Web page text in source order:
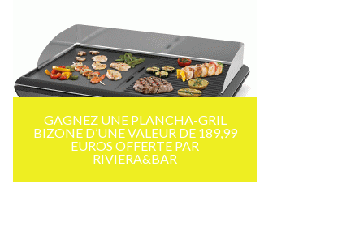
GAGNEZ UNE PLANCHA-GRIL
BIZONE D’UNE VALEUR DE 189,99
EUROS OFFERTE PAR
RIVIERA&BAR